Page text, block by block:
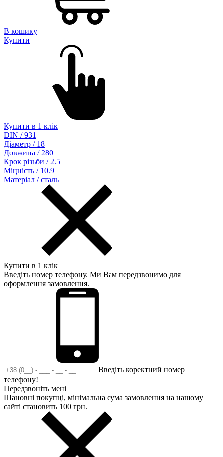
В кошику
Купити
Купити в 1 клік
DIN / 931
Діаметр / 18
Довжина / 280
Крок різьби / 2.5
Міцність / 10.9
Матеріал / сталь
Купити в 1 клік
Введіть номер телефону. Ми Вам передзвонимо для
оформлення замовлення.
Введіть коректний номер
телефону!
Передзвоніть мені
Шановні покупці, мінімальна сума замовлення на нашому
сайті становить 100 грн.